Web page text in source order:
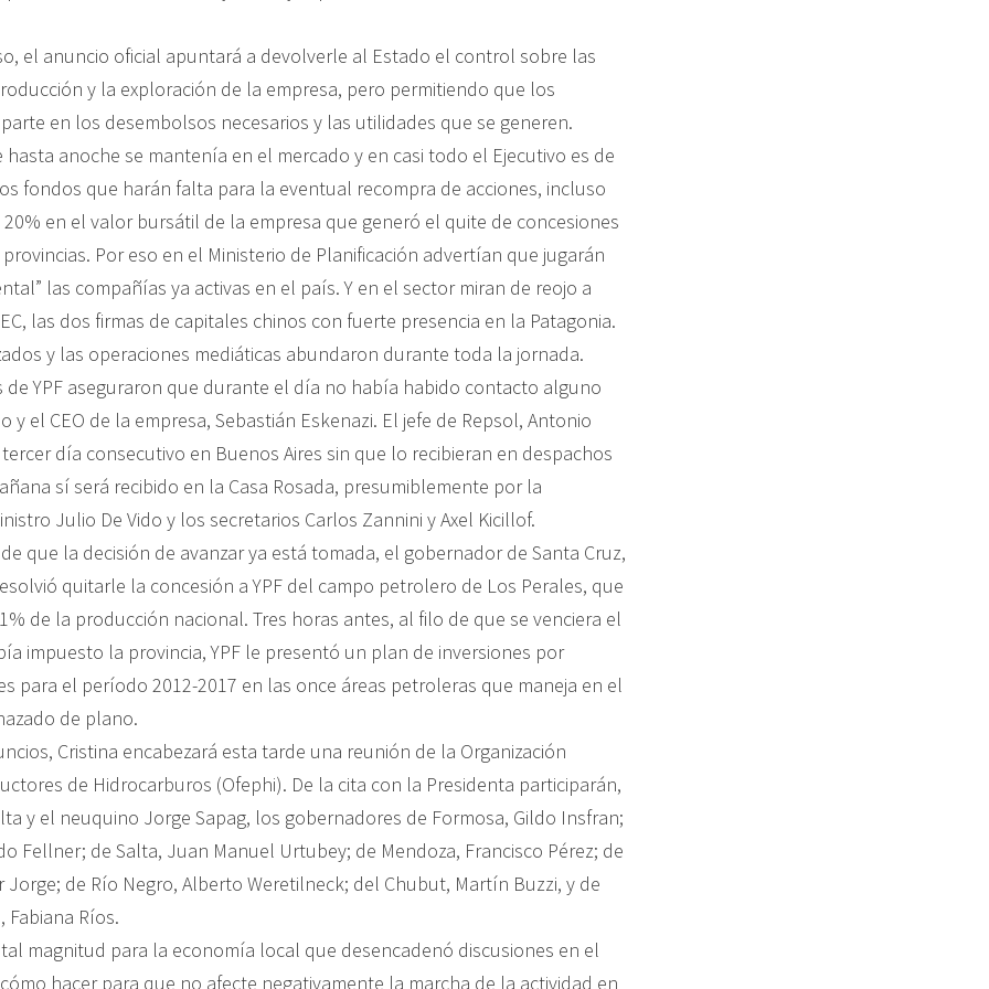
el anuncio oficial apuntará a devolverle al Estado el control sobre las
y la exploración de la empresa, pero permitiendo que los
en los desembolsos necesarios y las utilidades que se generen.
hasta anoche se mantenía en el mercado y en casi todo el Ejecutivo es de
fondos que harán falta para la eventual recompra de acciones, incluso
en el valor bursátil de la empresa que generó el quite de concesiones
Por eso en el Ministerio de Planificación advertían que jugarán
las compañías ya activas en el país. Y en el sector miran de reojo a
las dos firmas de capitales chinos con fuerte presencia en la Patagonia.
y las operaciones mediáticas abundaron durante toda la jornada.
de YPF aseguraron que durante el día no había habido contacto alguno
y el CEO de la empresa, Sebastián Eskenazi. El jefe de Repsol, Antonio
día consecutivo en Buenos Aires sin que lo recibieran en despachos
sí será recibido en la Casa Rosada, presumiblemente por la
Julio De Vido y los secretarios Carlos Zannini y Axel Kicillof.
que la decisión de avanzar ya está tomada, el gobernador de Santa Cruz,
quitarle la concesión a YPF del campo petrolero de Los Perales, que
de la producción nacional. Tres horas antes, al filo de que se venciera el
impuesto la provincia, YPF le presentó un plan de inversiones por
para el período 2012-2017 en las once áreas petroleras que maneja en el
de plano.
Cristina encabezará esta tarde una reunión de la Organización
de Hidrocarburos (Ofephi). De la cita con la Presidenta participarán,
y el neuquino Jorge Sapag, los gobernadores de Formosa, Gildo Insfran;
Fellner; de Salta, Juan Manuel Urtubey; de Mendoza, Francisco Pérez; de
Jorge; de Río Negro, Alberto Weretilneck; del Chubut, Martín Buzzi, y de
Fabiana Ríos.
magnitud para la economía local que desencadenó discusiones en el
hacer para que no afecte negativamente la marcha de la actividad en